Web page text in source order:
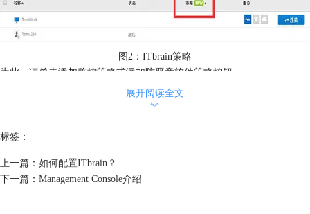
图2：ITbrain策略
为此，请单击添加监控策略或添加防恶意软件策略按钮。
上如何使用不同策略的简单示例。
展开阅读全文
︾
标签：
上一篇： 如何配置ITbrain？
下一篇： Management Console介绍